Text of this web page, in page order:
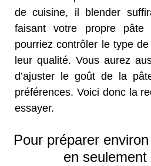
de cuisine, il blender
faisant votre propre
pourriez contrôler le type
leur qualité. Vous aurez
d’ajuster le goût de la
préférences. Voici donc la
essayer.
Pour préparer
en